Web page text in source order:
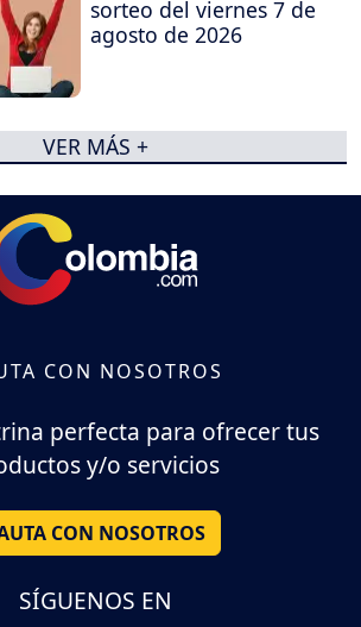
sorteo del viernes 7 de
agosto de 2026
VER MÁS +
CON NOSOTROS
perfecta para ofrecer tus
y/o servicios
CON NOSOTROS
SÍGUENOS EN